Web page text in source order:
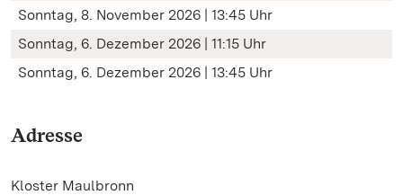
Sonntag, 8. November 2026 | 13:45 Uhr
Sonntag, 6. Dezember 2026 | 11:15 Uhr
Sonntag, 6. Dezember 2026 | 13:45 Uhr
Adresse
Kloster Maulbronn